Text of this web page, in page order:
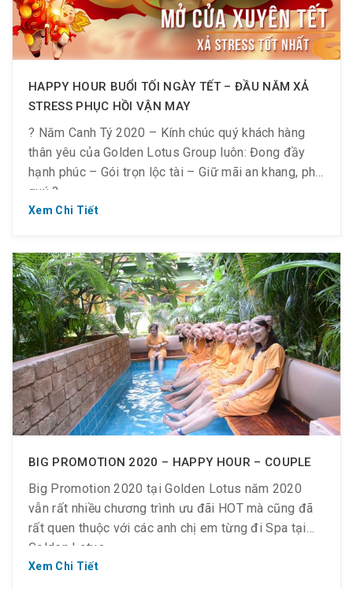
HAPPY HOUR BUỔI TỐI NGÀY TẾT – ĐẦU NĂM XẢ
STRESS PHỤC HỒI VẬN MAY
? Năm Canh Tý 2020 – Kính chúc quý khách hàng
thân yêu của Golden Lotus Group luôn: Đong đầy
hạnh phúc – Gói trọn lộc tài – Giữ mãi an khang, phú
quý ?
? Spa Word Quận 3 – Happy Hour buổi tối
? Spa Word Quận 7 – Happy Hour buổi tối
? Ưu đãi “Facial Massage 40% OFF”
Xem Chi Tiết
BIG PROMOTION 2020 – HAPPY HOUR – COUPLE
Big Promotion 2020 tại Golden Lotus năm 2020
vẫn rất nhiều chương trình ưu đãi HOT mà cũng đã
rất quen thuộc với các anh chị em từng đi Spa tại
Golden Lotus.
Xem Chi Tiết